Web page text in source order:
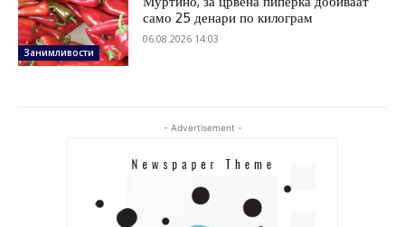
Занимливости
само 25 денари по килограм
06.08.2026 14:03
- Advertisement -